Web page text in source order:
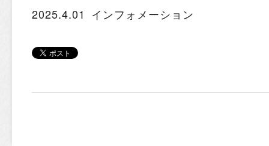
2025.4.01 インフォメーション